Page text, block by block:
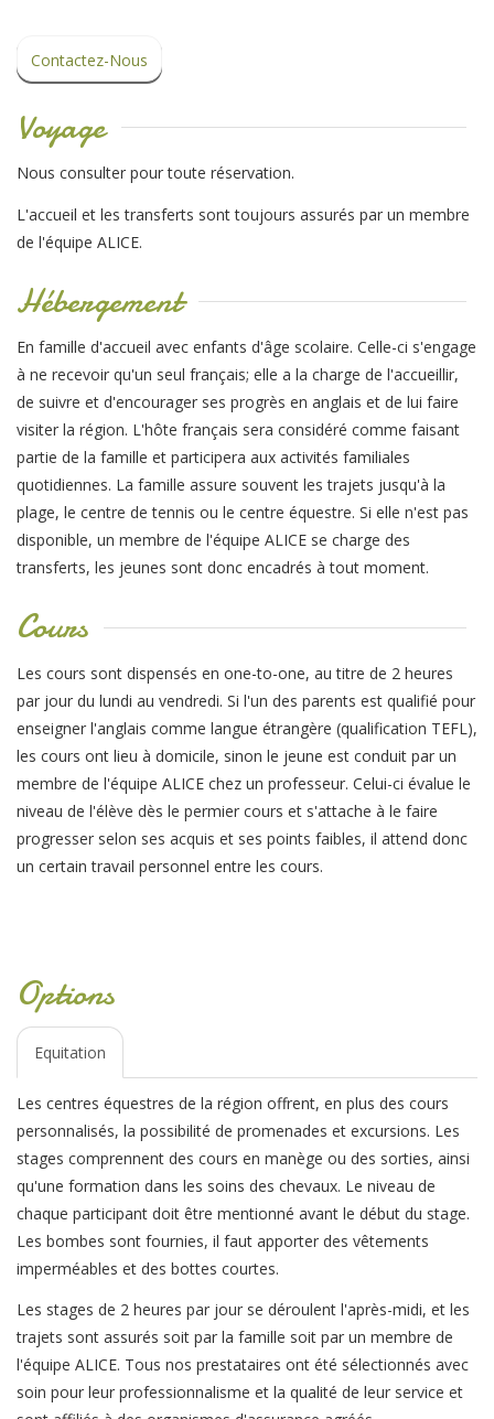
Contactez-Nous
Voyage
Nous consulter pour toute réservation.
L'accueil et les transferts sont toujours assurés par un membre
de l'équipe ALICE.
Hébergement
En famille d'accueil avec enfants d'âge scolaire. Celle-ci s'engage
à ne recevoir qu'un seul français; elle a la charge de l'accueillir,
de suivre et d'encourager ses progrès en anglais et de lui faire
visiter la région. L'hôte français sera considéré comme faisant
partie de la famille et participera aux activités familiales
quotidiennes. La famille assure souvent les trajets jusqu'à la
plage, le centre de tennis ou le centre équestre. Si elle n'est pas
disponible, un membre de l'équipe ALICE se charge des
transferts, les jeunes sont donc encadrés à tout moment.
Cours
Les cours sont dispensés en one-to-one, au titre de 2 heures
par jour du lundi au vendredi. Si l'un des parents est qualifié pour
enseigner l'anglais comme langue étrangère (qualification TEFL),
les cours ont lieu à domicile, sinon le jeune est conduit par un
membre de l'équipe ALICE chez un professeur. Celui-ci évalue le
niveau de l'élève dès le permier cours et s'attache à le faire
progresser selon ses acquis et ses points faibles, il attend donc
un certain travail personnel entre les cours.
Options
Equitation
Les centres équestres de la région offrent, en plus des cours
personnalisés, la possibilité de promenades et excursions. Les
stages comprennent des cours en manège ou des sorties, ainsi
qu'une formation dans les soins des chevaux. Le niveau de
chaque participant doit être mentionné avant le début du stage.
Les bombes sont fournies, il faut apporter des vêtements
imperméables et des bottes courtes.
Les stages de 2 heures par jour se déroulent l'après-midi, et les
trajets sont assurés soit par la famille soit par un membre de
l'équipe ALICE. Tous nos prestataires ont été sélectionnés avec
soin pour leur professionnalisme et la qualité de leur service et